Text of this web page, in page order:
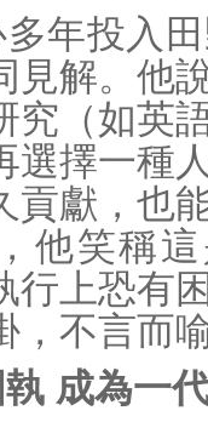
年投入
見解。他
究（如英
選擇一種
貢獻，也
他笑稱
行上恐有
，不言而
成為一